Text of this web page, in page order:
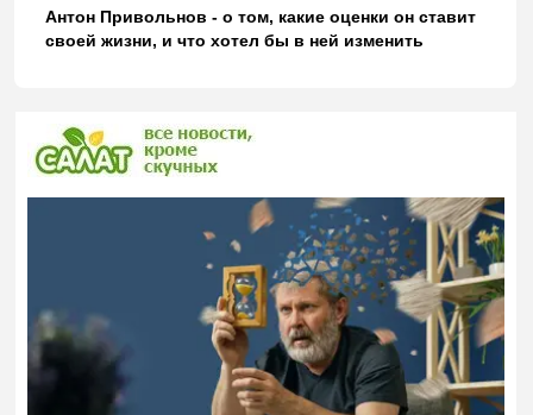
Антон Привольнов - о том, какие оценки он ставит
своей жизни, и что хотел бы в ней изменить